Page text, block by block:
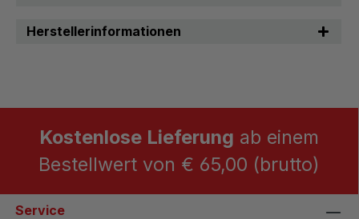
Herstellerinformationen
Kostenlose Lieferung ab einem
Bestellwert von € 65,00 (brutto)
Service